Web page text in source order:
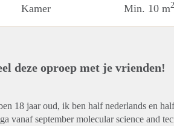
Kamer Min. 10 m2
deze oproep met je vrienden!
18 jaar oud, ik ben half nederlands en
vanaf september molecular science and